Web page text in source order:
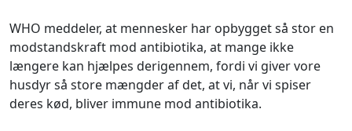
WHO meddeler, at mennesker har opbygget så stor en
modstandskraft mod antibiotika, at mange ikke
længere kan hjælpes derigennem, fordi vi giver vore
husdyr så store mængder af det, at vi, når vi spiser
deres kød, bliver immune mod antibiotika.